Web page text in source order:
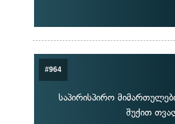
#964
საპირისპირო
შუქით